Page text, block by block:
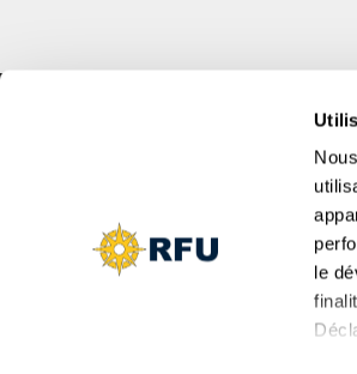
le
Vacancy: Reporter
Vacancy: Localization Specialist